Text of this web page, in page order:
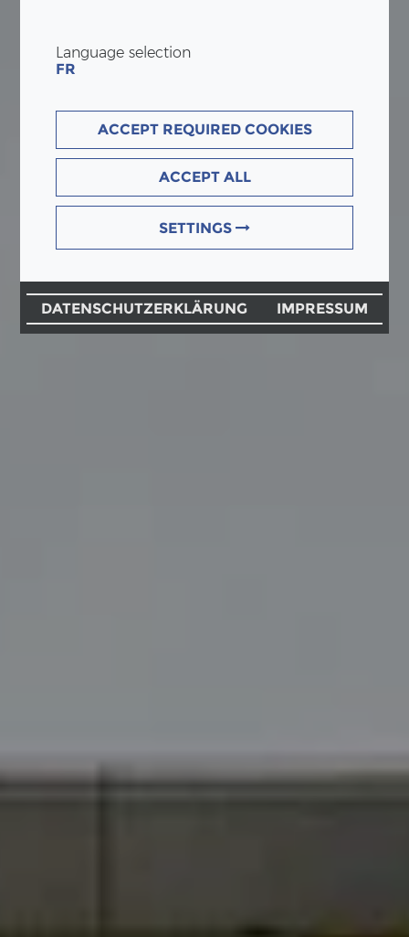
Language selection
FR
ACCEPT REQUIRED COOKIES
ACCEPT ALL
SETTINGS
DATENSCHUTZERKLÄRUNG IMPRESSUM